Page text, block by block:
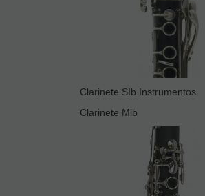
Clarinete SIb Instrumentos
Clarinete Mib